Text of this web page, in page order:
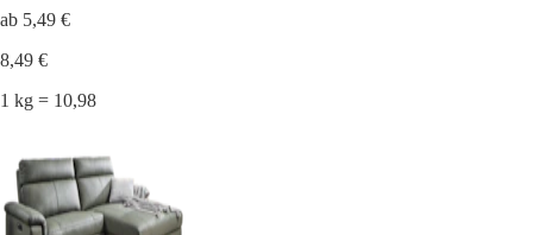
ab 5,49 €
8,49 €
1 kg = 10,98